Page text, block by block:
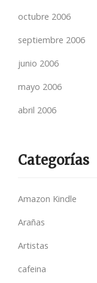
octubre 2006
septiembre 2006
junio 2006
mayo 2006
abril 2006
Categorías
Amazon Kindle
Arañas
Artistas
cafeina